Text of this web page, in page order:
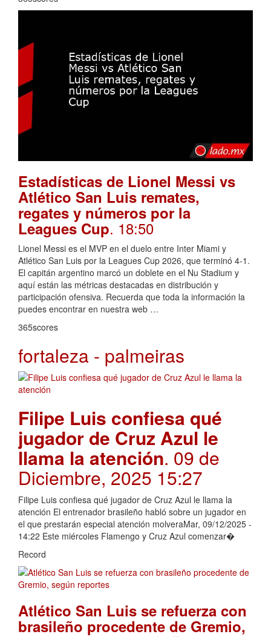
Estadísticas de Lionel Messi vs
Atlético San Luis remates,
regates y números por la
Leagues Cup. 18:50
Lionel Messi es el MVP en el duelo entre Inter Miami y
Atlético San Luis por la Leagues Cup 2026, que terminó 4-1.
El capitán argentino marcó un doblete en el Nu Stadium y
aquí están las métricas destacadas en distribución y
participación ofensiva. Recuerda que toda la información la
puedes encontrar en nuestra web …
365scores
fortaleza - palmeiras
Filipe Luis confiesa qué
jugador de Cruz Azul le
llama la atención. 09 de
Diciembre, 2025 15:27
Filipe Luis confiesa qué jugador de Cruz Azul le llama la
atención El entrenador brasileño habló sobre un jugador en
el que prestarán especial atención molveraMar, 09/12/2025 -
14:22 Este miércoles Flamengo y Cruz Azul comenzar�
Record
Atlético San Luis se refuerza con
brasileño procedente de Gremio,